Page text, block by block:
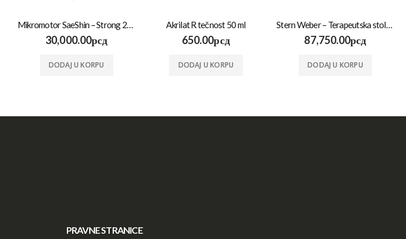
30,000.00рсд
DODAJ U KORPU
Akrilat R tečnost 50 ml
650.00рсд
DODAJ U KORPU
87,750.00рсд
DODAJ U KORPU
PRAVNE STRANICE